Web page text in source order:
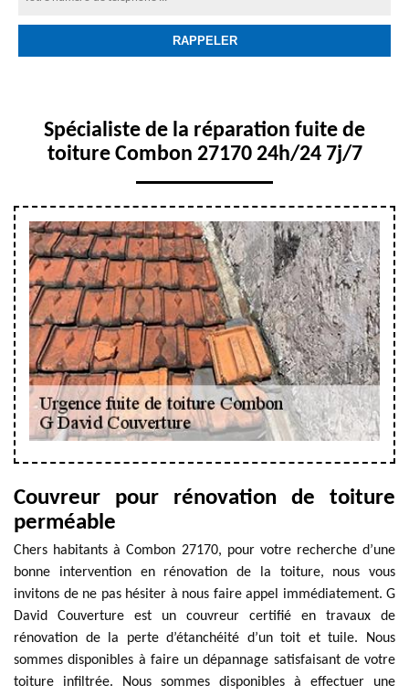
Spécialiste de la réparation fuite de
toiture Combon 27170 24h/24 7j/7
Couvreur pour rénovation de toiture
perméable
Chers habitants à Combon 27170, pour votre recherche d’une
bonne intervention en rénovation de la toiture, nous vous
invitons de ne pas hésiter à nous faire appel immédiatement. G
David Couverture est un couvreur certifié en travaux de
rénovation de la perte d’étanchéité d’un toit et tuile. Nous
sommes disponibles à faire un dépannage satisfaisant de votre
toiture infiltrée. Nous sommes disponibles à effectuer une